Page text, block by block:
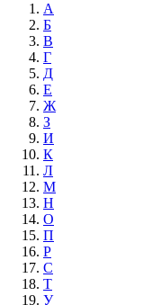
А
Б
В
Г
Д
Е
Ж
З
И
К
Л
М
Н
О
П
Р
С
Т
У